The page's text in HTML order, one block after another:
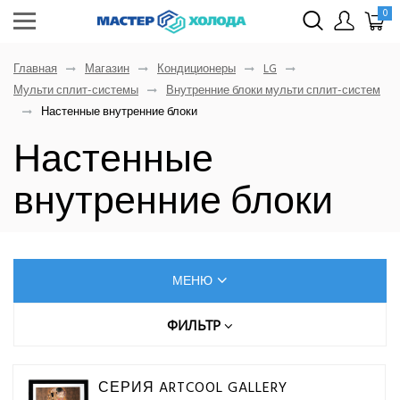
0
Главная Магазин Кондиционеры
LG
Мульти сплит-системы
Внутренние блоки мульти сплит-систем
Настенные внутренние блоки
Настенные
внутренние блоки
МЕНЮ
Dahatsu
ФИЛЬТР
СЕРИЯ ARTCOOL GALLERY